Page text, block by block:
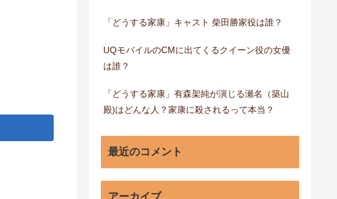
「どうする家康」キャスト 柴田勝家役は誰？
UQモバイルのCMに出てくるクイーン役の女優
は誰？
「どうする家康」有森架純が演じる瀬名（築山
殿)はどんな人？家康に殺されるって本当？
最近のコメント
アーカイブ